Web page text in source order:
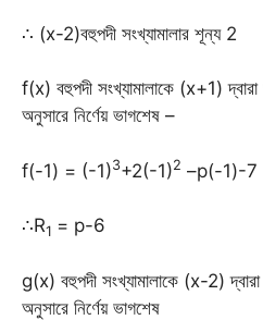
∴ (x-2)বহুপদী সংখ্যামালার শূন্য 2
f(x) বহুপদী সংখ্যামালাকে (x+1)
অনুসারে নির্ণেয় ভাগশেষ –
f(-1) = (-1)3+2(-1)2 –p(-1)-
∴R1 = p-6
g(x) বহুপদী সংখ্যামালাকে (x-2)
অনুসারে নির্ণেয় ভাগশেষ